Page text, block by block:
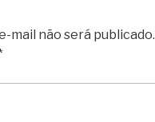
mail não será publicado.